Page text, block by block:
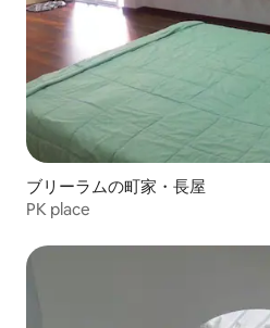
ブリーラムの町家・長屋
PK place